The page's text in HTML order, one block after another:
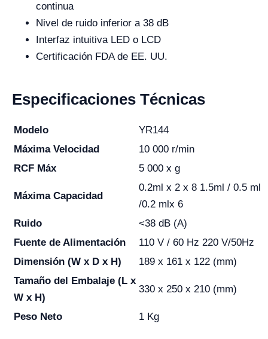
continua
Nivel de ruido inferior a 38 dB
Interfaz intuitiva LED o LCD
Certificación FDA de EE. UU.
Especificaciones Técnicas
Modelo
YR144
Máxima Velocidad
10 000 r/min
RCF Máx
5 000 x g
Máxima Capacidad
0.2ml x 2 x 8 1.5ml / 0.5 ml
/0.2 mlx 6
Ruido
<38 dB (A)
Fuente de Alimentación
110 V / 60 Hz 220 V/50Hz
Dimensión (W x D x H)
189 x 161 x 122 (mm)
Tamaño del Embalaje (L x
W x H)
330 x 250 x 210 (mm)
Peso Neto 1 Kg